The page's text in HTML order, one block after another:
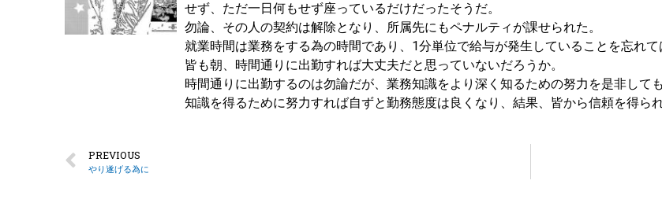
せず、ただ一日何もせず座っているだけだったそうだ。
勿論、その人の契約は解除となり、所属先にもペナルティが課せられた。
就業時間は業務をする為の時間であり、1分単位で給与が発生していることを忘れて
皆も朝、時間通りに出勤すれば大丈夫だと思っていないだろうか。
時間通りに出勤するのは勿論だが、業務知識をより深く知るための努力を是非しても
知識を得るために努力すれば自ずと勤務態度は良くなり、結果、皆から信頼を得ら
PREVIOUS
やり遂げる為に